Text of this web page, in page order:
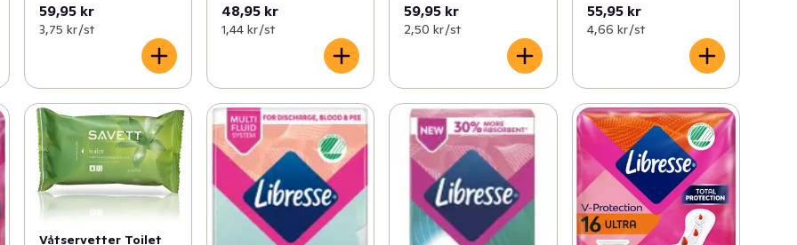
59,95 kr
3,75 kr /st
48,95 kr
1,44 kr /st
59,95 kr
2,50 kr /st
55,95 kr
4,66 kr /st
Våtservetter Toilet